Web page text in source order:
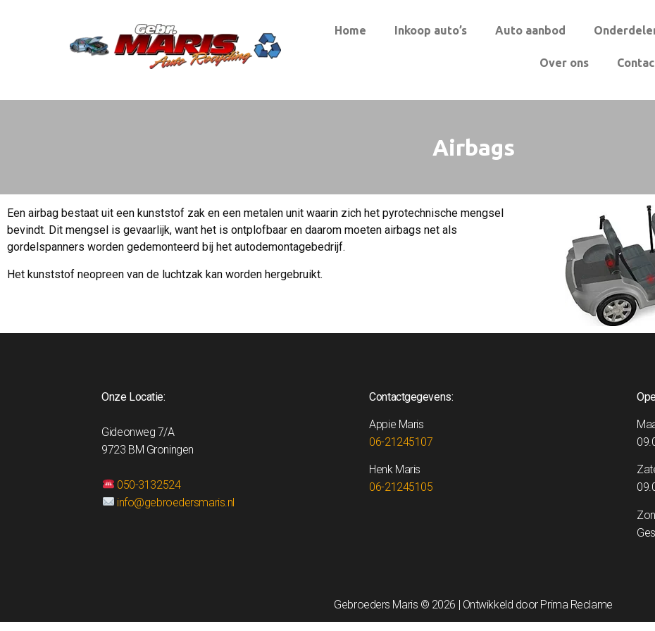
Home Inkoop auto’s Auto aanbod
Over ons
Airbags
Een airbag bestaat uit een kunststof zak en een metalen unit waarin zich het pyrotechnische mengsel
bevindt. Dit mengsel is gevaarlijk, want het is ontplofbaar en daarom moeten airbags net als
gordelspanners worden gedemonteerd bij het autodemontagebedrijf.
Het kunststof neopreen van de luchtzak kan worden hergebruikt.
Onze Locatie:
Gideonweg 7/A
9723 BM Groningen
050-3132524
info@gebroedersmaris.nl
Contactgegevens:
Appie Maris
06-21245107
Henk Maris
06-21245105
Gebroeders Maris © 2026 | Ontwikkeld door Prima Reclame